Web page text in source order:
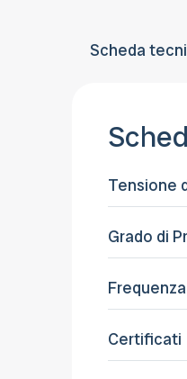
Scheda
Tensione
Grado di
Frequenza
Certificati